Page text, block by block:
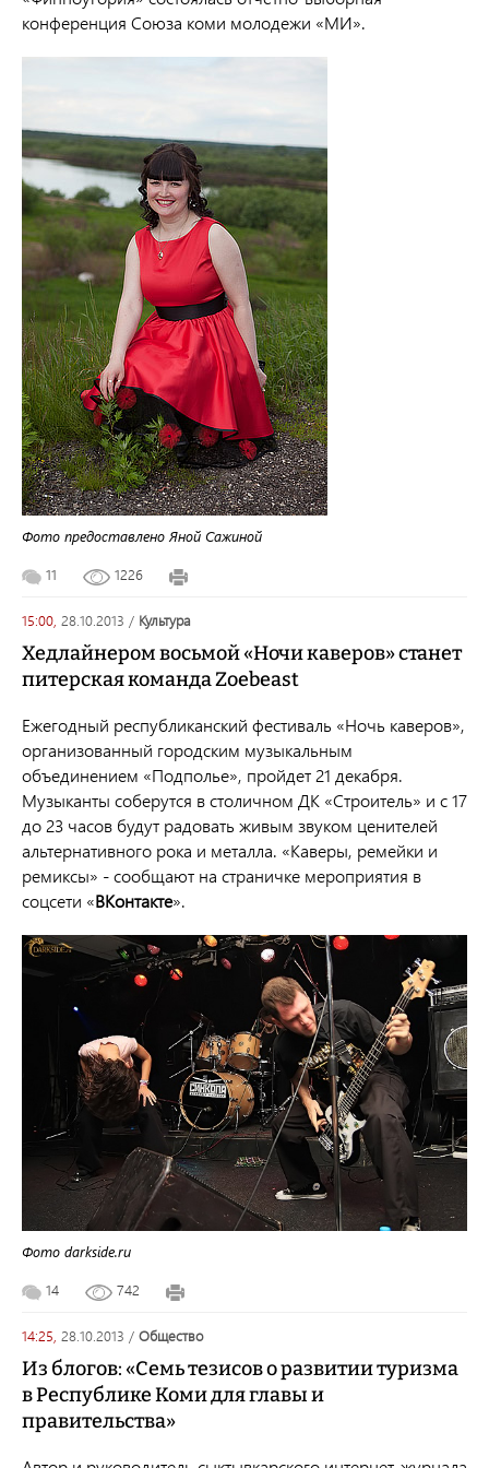
конференция Союза коми молодежи «МИ».
Фото предоставлено Яной Сажиной
11 1226
15:00, 28.10.2013 / культура
Хедлайнером восьмой «Ночи каверов» станет
питерская команда Zoebeast
Ежегодный республиканский фестиваль «Ночь каверов»,
организованный городским музыкальным
объединением «Подполье», пройдет 21 декабря.
Музыканты соберутся в столичном ДК «Строитель» и с 17
до 23 часов будут радовать живым звуком ценителей
альтернативного рока и металла. «Каверы, ремейки и
ремиксы» - сообщают на страничке мероприятия в
соцсети «ВКонтакте».
Фото darkside.ru
14 742
14:25, 28.10.2013 / общество
Из блогов: «Семь тезисов о развитии туризма
в Республике Коми для главы и
правительства»